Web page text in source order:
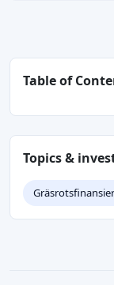
Table of
Topics &